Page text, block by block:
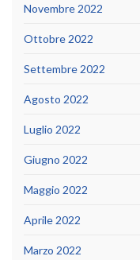
Novembre 2022
Ottobre 2022
Settembre 2022
Agosto 2022
Luglio 2022
Giugno 2022
Maggio 2022
Aprile 2022
Marzo 2022